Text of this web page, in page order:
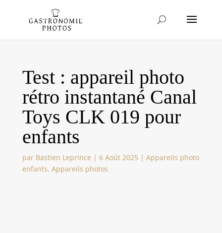
Test : appareil photo
rétro instantané Canal
Toys CLK 019 pour
enfants
par Bastien Leprince | 6 Août 2025| Appareils photo
enfants, Appareils photos